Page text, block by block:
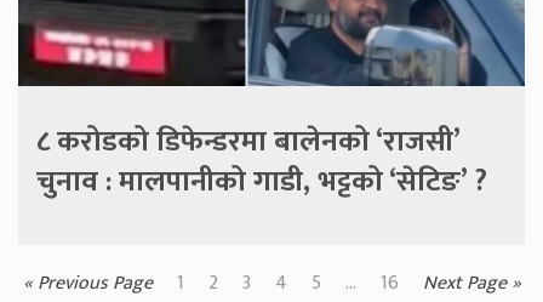
८ करोडको डिफेन्डरमा बालेनको ‘राजसी’
चुनाव : मालपानीको गाडी, भट्टको ‘सेटिङ’ ?
« Previous Page 1 2 3 4 5 ... 16 Next Page »